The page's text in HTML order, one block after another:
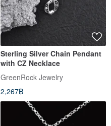
Sterling Silver Chain Pendant
with CZ Necklace
GreenRock Jewelry
2,267฿